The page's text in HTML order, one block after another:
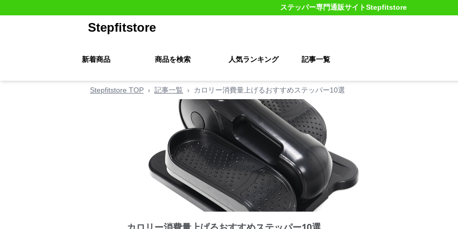
ステッパー専門通販サイトStepfitstore
Stepfitstore
新着商品 商品を検索 人気ランキング 記事一覧
Stepfitstore TOP › 記事一覧 › カロリー消費量上げるおすすめステッパー10選